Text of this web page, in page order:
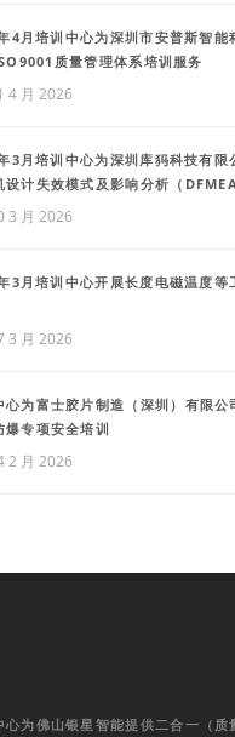
4月培训中心为深圳市安普斯智能
质量管理体系培训服务
4 月 2026
3月培训中心为深圳库犸科技有限
设计失效模式及影响分析（
3 月 2026
3月培训中心开展长度电磁温度等
3 月 2026
心为富士胶片制造（深圳）有限
爆专项安全培训
2 月 2026
心为佛山银星智能提供二合一（质